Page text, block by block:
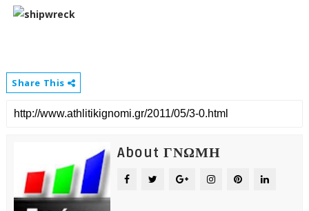
Share This
About ΓΝΩΜΗ